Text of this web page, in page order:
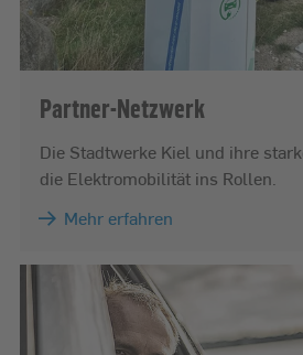
Partner-Netzwerk
Die Stadtwerke Kiel und ihre
die Elektromobilität ins Rollen.
Mehr erfahren